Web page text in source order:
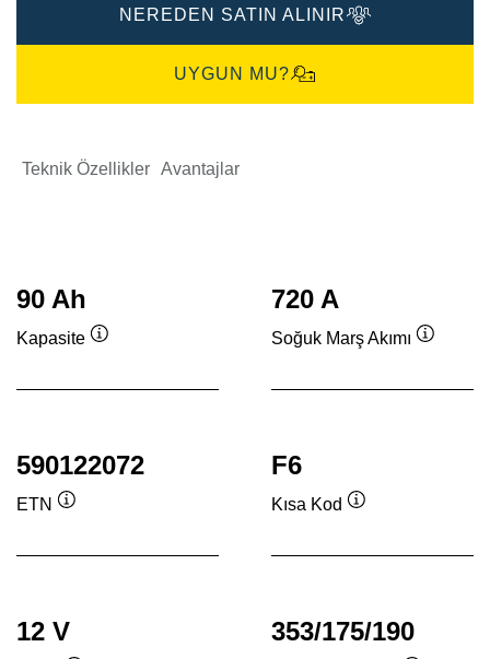
NEREDEN SATIN ALINIR
UYGUN MU?
Teknik Özellikler Avantajlar
90 Ah
Kapasite
720 A
Soğuk Marş Akımı
590122072
ETN
F6
Kısa Kod
12 V 353/175/190